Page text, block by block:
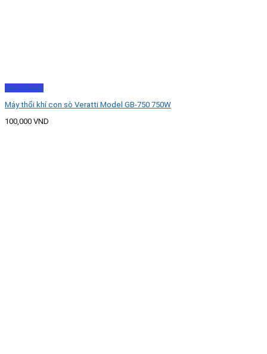
Xem nhanh
Máy thổi khí con sò Veratti Model GB-750 750W
100,000 VND